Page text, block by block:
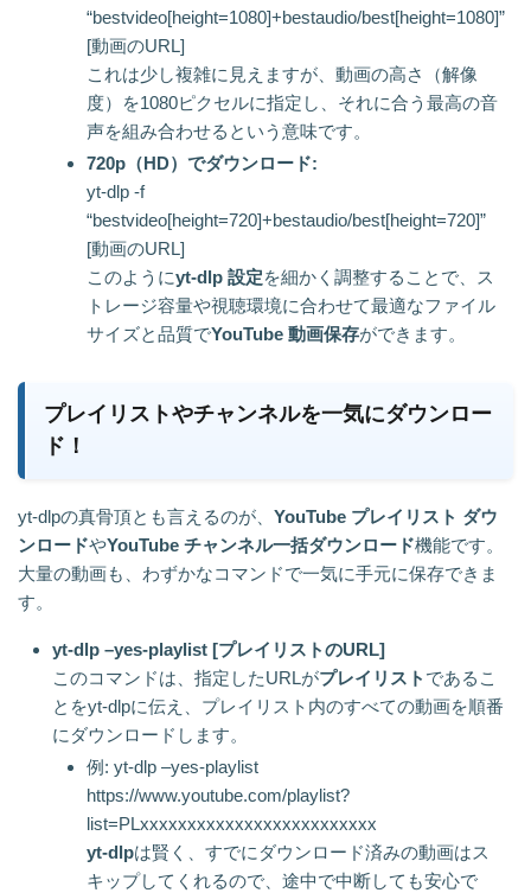
“bestvideo[height=1080]+bestaudio/best[height=1080]”
[動画のURL]
これは少し複雑に見えますが、動画の高さ（解像
度）を1080ピクセルに指定し、それに合う最高の音
声を組み合わせるという意味です。
720p（HD）でダウンロード:
yt-dlp -f
“bestvideo[height=720]+bestaudio/best[height=720]”
[動画のURL]
このようにyt-dlp 設定を細かく調整することで、ス
トレージ容量や視聴環境に合わせて最適なファイル
サイズと品質でYouTube 動画保存ができます。
プレイリストやチャンネルを一気にダウンロー
ド！
yt-dlpの真骨頂とも言えるのが、 YouTube プレイリスト ダウ
ンロードやYouTube チャンネル一括ダウンロード機能です。
大量の動画も、わずかなコマンドで一気に手元に保存できま
す。
yt-dlp –yes-playlist [プレイリストのURL]
このコマンドは、指定したURLがプレイリスト であるこ
とをyt-dlpに伝え、プレイリスト内のすべての動画を順番
にダウンロードします。
例: yt-dlp –yes-playlist
https://www.youtube.com/playlist?
list=PLxxxxxxxxxxxxxxxxxxxxxxxxx
yt-dlpは賢く、すでにダウンロード済みの動画はス
キップしてくれるので、途中で中断しても安心で